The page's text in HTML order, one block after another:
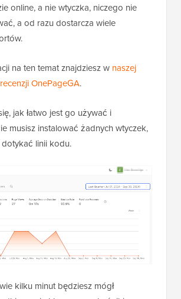
online, a nie wtyczka, niczego nie
a od razu dostarcza wiele
na ten temat znajdziesz w naszej
OnePageGA.
jak łatwo jest go używać i
musisz instalować żadnych wtyczek,
linii kodu.
kilku minut będziesz mógł